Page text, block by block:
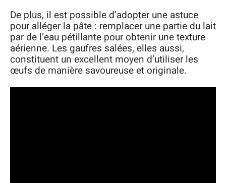
De plus, il est possible d’adopter une astuce
pour alléger la pâte : remplacer une partie du lait
par de l’eau pétillante pour obtenir une texture
aérienne. Les gaufres salées, elles aussi,
constituent un excellent moyen d’utiliser les
œufs de manière savoureuse et originale.